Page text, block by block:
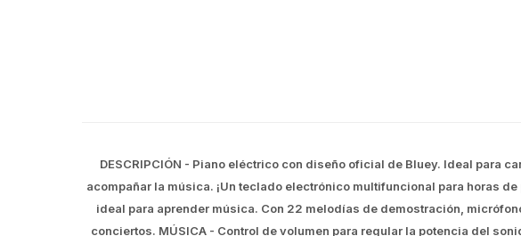
DESCRIPCIÓN - Piano eléctrico con diseño oficial de Bluey. Ideal para
acompañar la música. ¡Un teclado electrónico multifuncional para horas
ideal para aprender música. Con 22 melodías de demostración,
conciertos. MÚSICA - Control de volumen para regular la potencia del